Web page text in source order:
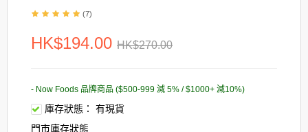
(7)
HK$194.00 HK$270.00
- Now Foods 品牌商品 ($500-999 減 5% / $1000+ 減10%)
庫存狀態：
有現貨
門市庫存狀態